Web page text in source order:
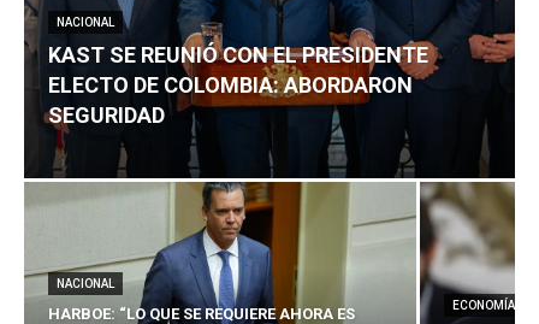
NACIONAL
KAST SE REUNIÓ CON EL PRESIDENTE
ELECTO DE COLOMBIA: ABORDARON
SEGURIDAD
NACIONAL
HARBOE: “LO QUE SE REQUIERE AHORA ES
ECONOMÍA